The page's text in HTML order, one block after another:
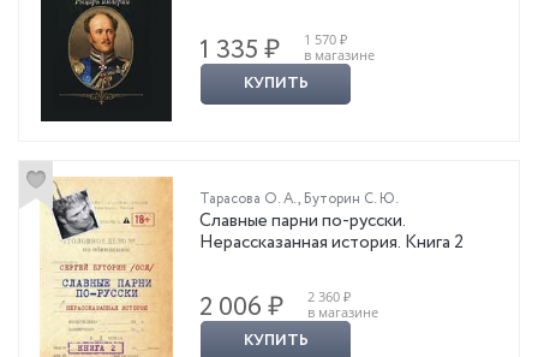
1 335 ₽
1 570 ₽
в магазине
КУПИТЬ
Тарасова О. А., Буторин С. Ю.
Славные парни по-русски.
Нерассказанная история. Книга 2
2 006 ₽
2 360 ₽
в магазине
КУПИТЬ